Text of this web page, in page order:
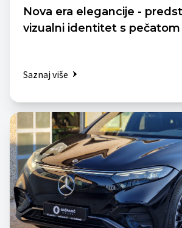
Nova era elegancije -
vizualni identitet s pečatom
Saznaj više